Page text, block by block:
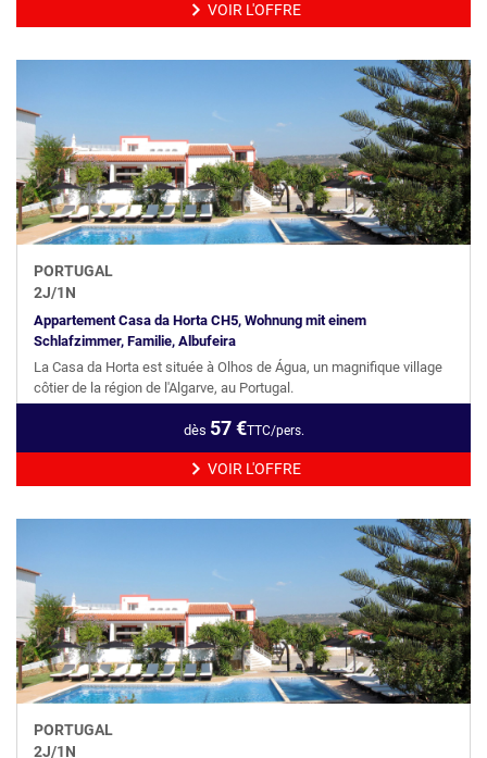
VOIR L'OFFRE
PORTUGAL
2J/1N
Appartement Casa da Horta CH5, Wohnung mit einem
Schlafzimmer, Familie, Albufeira
La Casa da Horta est située à Olhos de Água, un magnifique village
côtier de la région de l'Algarve, au Portugal.
dès 57€TTC/pers.
VOIR L'OFFRE
PORTUGAL
2J/1N